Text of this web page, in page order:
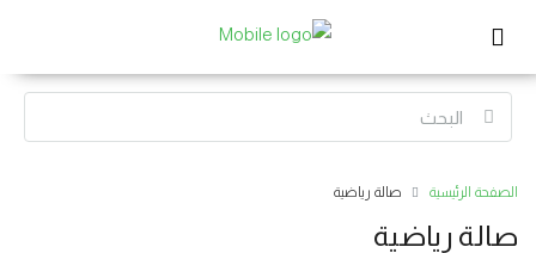
الصفحة الرئيسية صالة رياضية
صالة رياضية